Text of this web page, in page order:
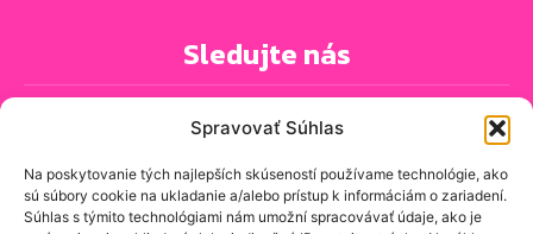
Spravovať Súhlas
Na poskytovanie tých najlepších skúseností používame technológie, ako
sú súbory cookie na ukladanie a/alebo prístup k informáciám o zariadení.
Súhlas s týmito technológiami nám umožní spracovávať údaje, ako je
Sledujte nás
PRIHLÁSIŤ SA K ODBERU NOVINIEK